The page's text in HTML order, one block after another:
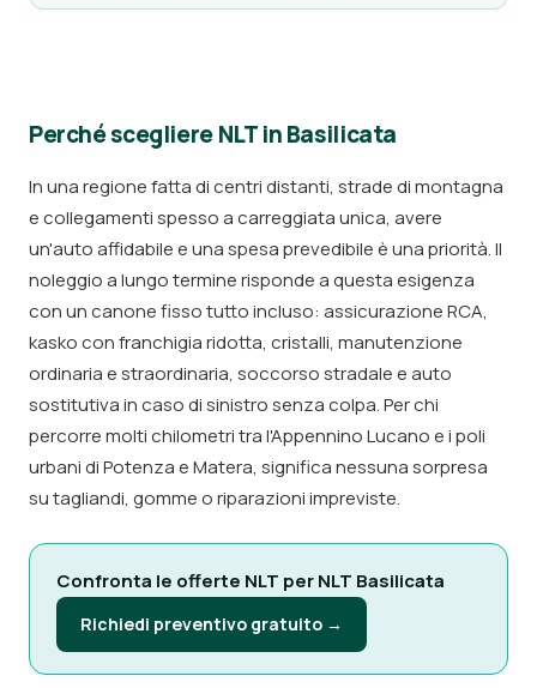
Perché scegliere NLT in Basilicata
In una regione fatta di centri distanti, strade di montagna
e collegamenti spesso a carreggiata unica, avere
un'auto affidabile e una spesa prevedibile è una priorità. Il
noleggio a lungo termine risponde a questa esigenza
con un canone fisso tutto incluso: assicurazione RCA,
kasko con franchigia ridotta, cristalli, manutenzione
ordinaria e straordinaria, soccorso stradale e auto
sostitutiva in caso di sinistro senza colpa. Per chi
percorre molti chilometri tra l'Appennino Lucano e i poli
urbani di Potenza e Matera, significa nessuna sorpresa
su tagliandi, gomme o riparazioni impreviste.
Confronta le offerte NLT per NLT Basilicata
Richiedi preventivo gratuito →